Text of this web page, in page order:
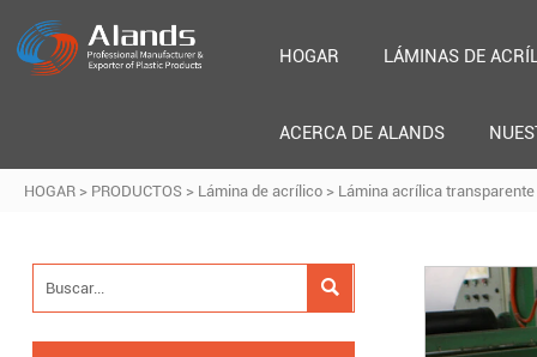
HOGAR LÁMINAS DE
ACERCA DE ALANDS
HOGAR > PRODUCTOS > Lámina de acrílico > Lámina acrílica transparente
